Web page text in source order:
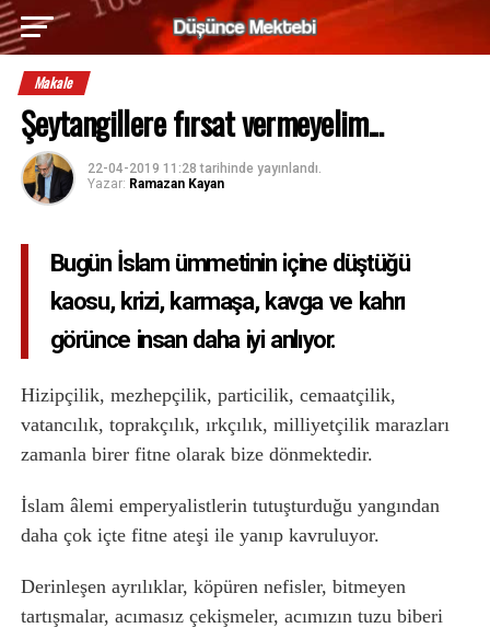
Makale
Şeytangillere fırsat vermeyelim...
22-04-2019 11:28 tarihinde yayınlandı.
Yazar: Ramazan Kayan
Bugün İslam ümmetinin içine düştüğü
kaosu, krizi, karmaşa, kavga ve kahrı
görünce insan daha iyi anlıyor.
Hizipçilik, mezhepçilik, particilik, cemaatçilik,
vatancılık, toprakçılık, ırkçılık, milliyetçilik marazları
zamanla birer fitne olarak bize dönmektedir.
İslam âlemi emperyalistlerin tutuşturduğu yangından
daha çok içte fitne ateşi ile yanıp kavruluyor.
Derinleşen ayrılıklar, köpüren nefisler, bitmeyen
tartışmalar, acımasız çekişmeler, acımızın tuzu biberi